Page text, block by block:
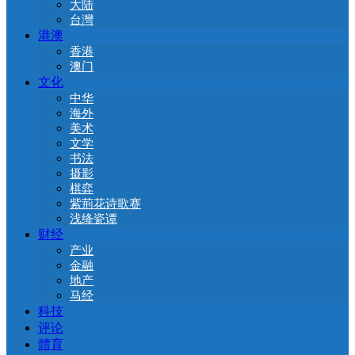
大陆
台灣
港澳
香港
澳门
文化
中华
海外
美术
文学
书法
摄影
棋弈
紫荊花诗歌赛
浅绛瓷谭
财经
产业
金融
地产
马经
科技
评论
體育